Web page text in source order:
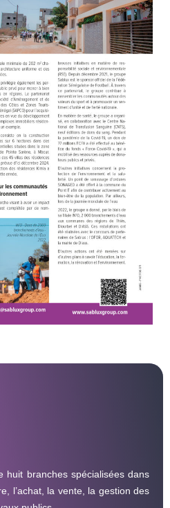
huit branches spécialisées dans
l’achat, la vente, la gestion des